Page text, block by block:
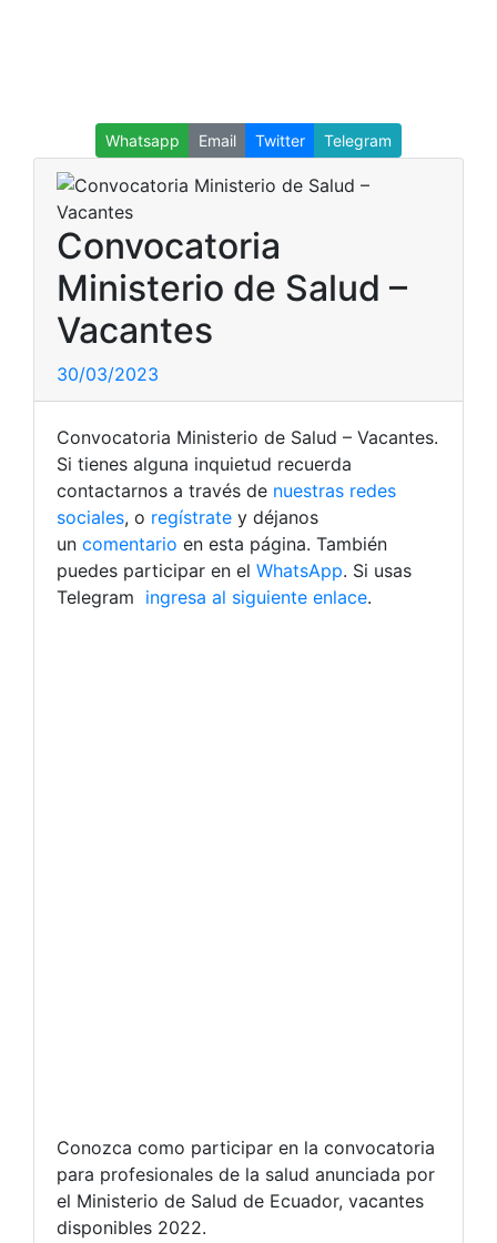
Whatsapp Email Twitter Telegram
Convocatoria
Ministerio de Salud –
Vacantes
30/03/2023
Convocatoria Ministerio de Salud – Vacantes.
Si tienes alguna inquietud recuerda
contactarnos a través de nuestras redes
sociales, o regístrate y déjanos
un comentario en esta página. También
puedes participar en el WhatsApp. Si usas
Telegram ingresa al siguiente enlace.
Conozca como participar en la convocatoria
para profesionales de la salud anunciada por
el Ministerio de Salud de Ecuador, vacantes
disponibles 2022.